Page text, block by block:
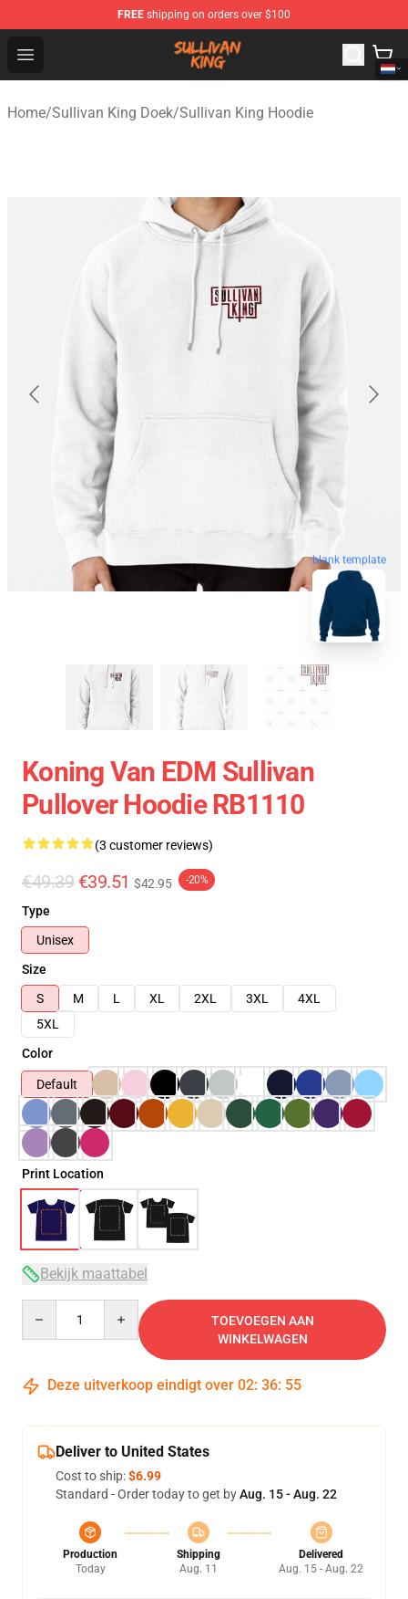
FREE shipping on orders over $100
Open menu
Sullivan King Shop - Official Sullivan King Merchandise
Home/Sullivan King Doek/Sullivan King Hoodie
blank template
Koning Van EDM Sullivan
Pullover Hoodie RB1110
(3 customer reviews)
€49.39 €39.51 $42.95 -20%
Type
Unisex
Size
S
M L XL 2XL 3XL
4XL
5XL
Color
Default
Print Location
Bekijk maattabel
TOEVOEGEN AAN
WINKELWAGEN
Deze uitverkoop eindigt over 02: 36: 54
Deliver to United States
Cost to ship:$6.99
Standard - Order today to get byAug. 15 - Aug. 22
Production
Today
Shipping
Aug. 11
Delivered
Aug. 15 - Aug. 22